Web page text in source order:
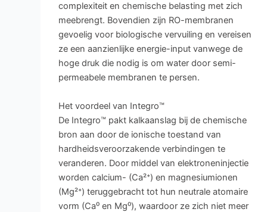
complexiteit en chemische belasting met zich
meebrengt. Bovendien zijn RO-membranen
gevoelig voor biologische vervuiling en vereisen
ze een aanzienlijke energie-input vanwege de
hoge druk die nodig is om water door semi-
permeabele membranen te persen.
Het voordeel van Integro™
De Integro™ pakt kalkaanslag bij de chemische
bron aan door de ionische toestand van
hardheidsveroorzakende verbindingen te
veranderen. Door middel van elektroneninjectie
worden calcium- (Ca²⁺) en magnesiumionen
(Mg²⁺) teruggebracht tot hun neutrale atomaire
vorm (Ca⁰ en Mg⁰), waardoor ze zich niet meer